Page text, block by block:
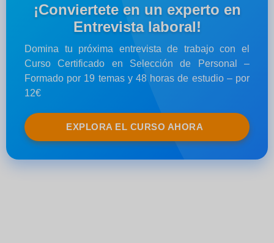
¡Conviertete en un experto en
Entrevista laboral!
Domina tu próxima entrevista de trabajo con el
Curso Certificado en Selección de Personal –
Formado por 19 temas y 48 horas de estudio – por
12€
EXPLORA EL CURSO AHORA